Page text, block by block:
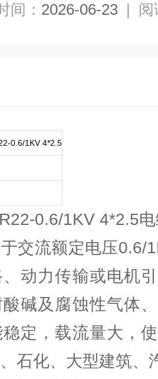
间： 2026-06-23 | 阅
0.6/1KV 4*2.5
0.6/1KV 4*2.5
交流额定电压0.6/
动力传输或电机
碱及腐蚀性气体
定，载流量大，
石化、大型建筑、